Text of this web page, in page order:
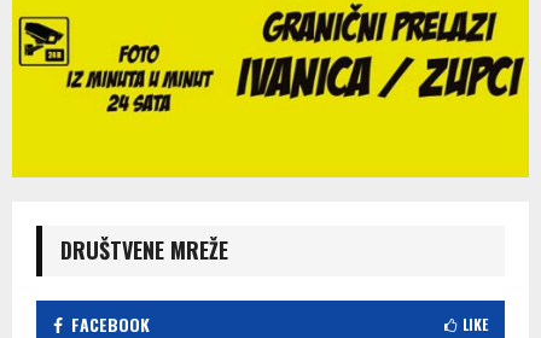
DRUŠTVENE MREŽE
FACEBOOK LIKE